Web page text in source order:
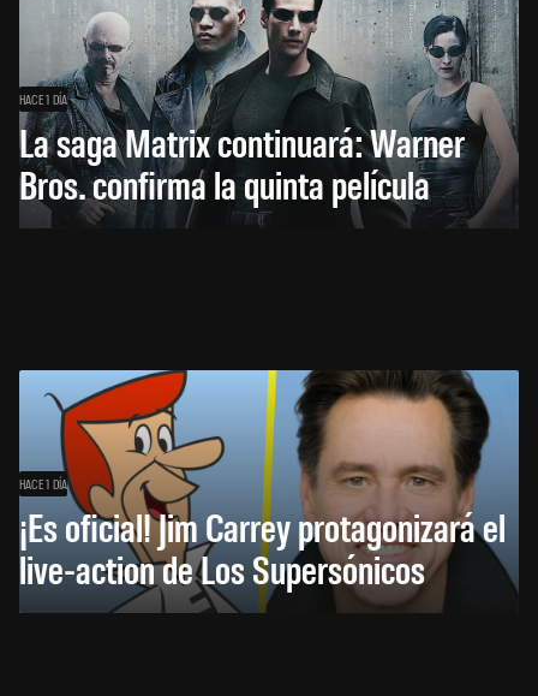
HACE 1 DÍA
La saga Matrix continuará: Warner
Bros. confirma la quinta película
HACE 1 DÍA
¡Es oficial! Jim Carrey protagonizará el
live-action de Los Supersónicos